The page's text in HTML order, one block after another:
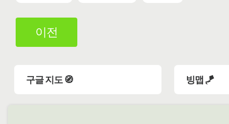
이전
구글 지도 🧭 빙맵 🪁